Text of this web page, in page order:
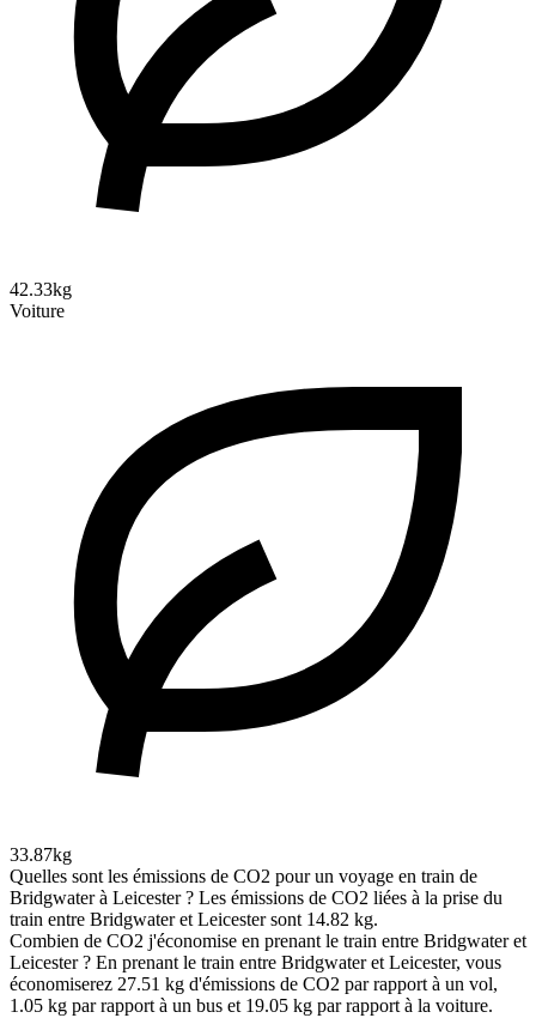
42.33kg
Voiture
33.87kg
Quelles sont les émissions de CO2 pour un voyage en train de
Bridgwater à Leicester ? Les émissions de CO2 liées à la prise du
train entre Bridgwater et Leicester sont 14.82 kg.
Combien de CO2 j'économise en prenant le train entre Bridgwater et
Leicester ? En prenant le train entre Bridgwater et Leicester, vous
économiserez 27.51 kg d'émissions de CO2 par rapport à un vol,
1.05 kg par rapport à un bus et 19.05 kg par rapport à la voiture.